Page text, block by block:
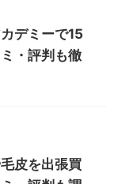
デミーで15
・評判も徹
皮を出張買